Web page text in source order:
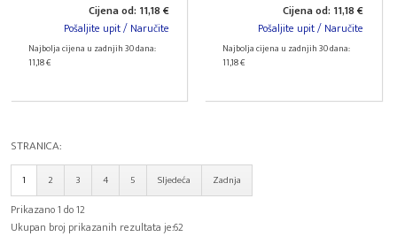
Cijena od: 11,18 €
Pošaljite upit / Naručite
Najbolja cijena u zadnjih 30 dana:
11,18 €
Cijena od: 11,18 €
Pošaljite upit / Naručite
Najbolja cijena u zadnjih 30 dana:
11,18 €
STRANICA:
1 2 3 4 5 Sljedeća Zadnja
Prikazano 1 do 12
Ukupan broj prikazanih rezultata je:62